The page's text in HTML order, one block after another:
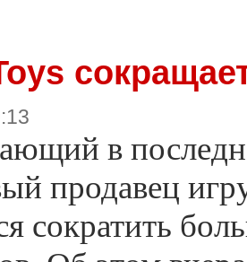
в
продавец
сократить